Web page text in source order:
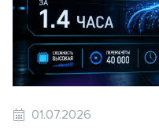
01.07.2026